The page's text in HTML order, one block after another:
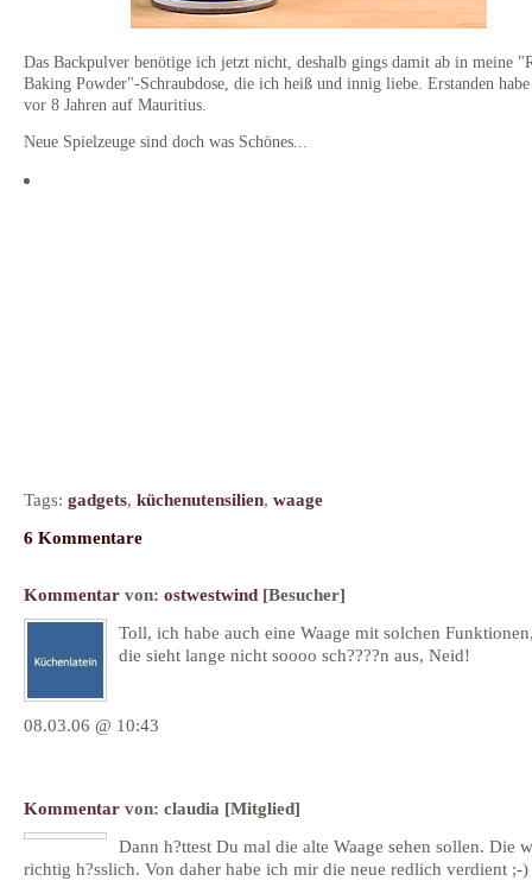
Das Backpulver benötige ich jetzt nicht, deshalb gings damit ab in meine
Baking Powder"-Schraubdose, die ich heiß und innig liebe. Erstanden
vor 8 Jahren auf Mauritius.
Neue Spielzeuge sind doch was Schönes...
Tags: gadgets, küchenutensilien, waage
6 Kommentare
Kommentar von: ostwestwind [Besucher]
Toll, ich habe auch eine Waage mit solchen
die sieht lange nicht soooo sch????n aus, Neid!
08.03.06 @ 10:43
Kommentar von: claudia [Mitglied]
Dann h?ttest Du mal die alte Waage sehen sollen. Die
richtig h?sslich. Von daher habe ich mir die neue redlich verdient ;-)